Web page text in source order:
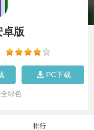
卓版
PC下载
绿色
排行